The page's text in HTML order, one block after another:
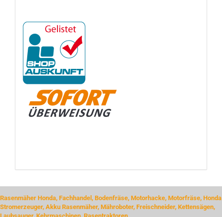
Rasenmäher Honda, Fachhandel, Bodenfräse, Motorhacke, Motorfräse, Honda
Stromerzeuger, Akku Rasenmäher, Mähroboter, Freischneider, Kettensägen,